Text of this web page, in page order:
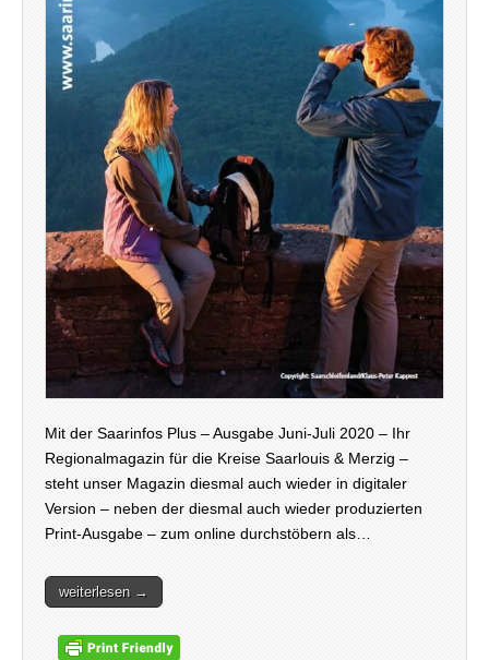
Mit der Saarinfos Plus – Ausgabe Juni-Juli 2020 – Ihr
Regionalmagazin für die Kreise Saarlouis & Merzig –
steht unser Magazin diesmal auch wieder in digitaler
Version – neben der diesmal auch wieder produzierten
Print-Ausgabe – zum online durchstöbern als…
weiterlesen →